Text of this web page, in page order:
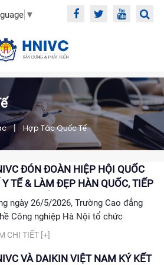
▼
| Hợp Tác Quốc Tế
ĐÓN ĐOÀN HIỆP HỘI QUỐC
Y TẾ & LÀM ĐẸP HÀN QUỐC, TIẾP
CHUYỂN GIAO THIẾT BỊ
NGHỆ NGÀNH LÀM ĐẸP
ngày 26/5/2026, Trường Cao đẳng
Công nghiệp Hà Nội tổ chức
trình chuyển giao thiết bị công
diện Hiệp hội Quốc tế Y tế & Làm đẹp
CHI TIẾT [+]
VÀ DAIKIN VIỆT NAM KÝ KẾT